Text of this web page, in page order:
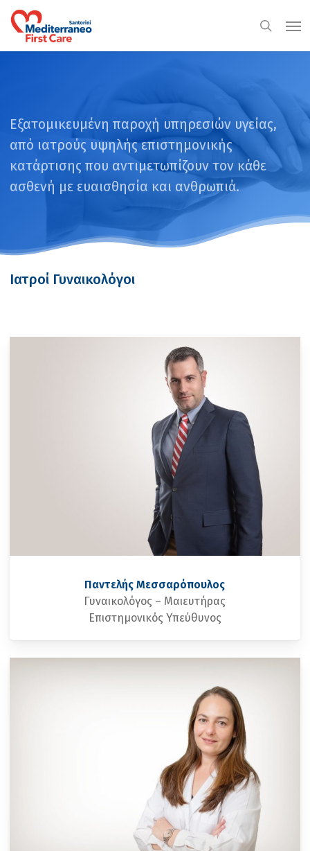
Skip
search
Εξατομικευμένη παροχή υπηρεσιών υγείας,
από ιατρούς υψηλής επιστημονικής
κατάρτισης που αντιμετωπίζουν τον κάθε
ασθενή με ευαισθησία και ανθρωπιά.
Ιατροί Γυναικολόγοι
Παντελής Μεσσαρόπουλος
Γυναικολόγος – Μαιευτήρας
Επιστημονικός Υπεύθυνος